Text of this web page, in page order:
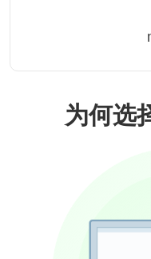
为何选